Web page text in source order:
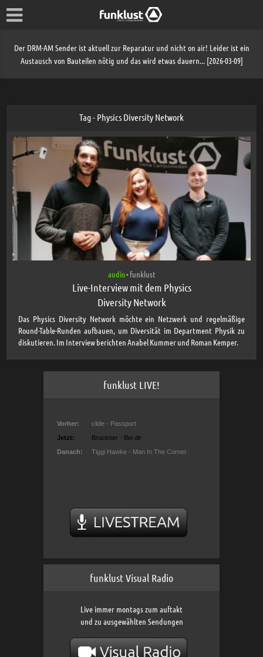
Der DRM-AM Sender ist aktuell zur Reparatur und nicht on air! Leider ist ein
Austausch von Bauteilen nötig und das wird etwas dauern... [2026-03-09]
Tag - Physics Diversity Network
audio• funklust
Live-Interview mit dem Physics
Diversity Network
Das Physics Diversity Network möchte ein Netzwerk und regelmäßige
Round-Table-Runden aufbauen, um Diversität im Department Physik zu
diskutieren. Im Interview berichten Anabel Kummer und Roman Kemper.
funklust LIVE!
funklust Visual Radio
Live immer montags zum auftakt
und zu ausgewählten Sendungen